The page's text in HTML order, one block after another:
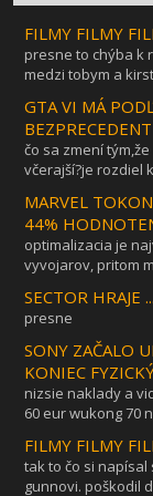
FILMY FILMY
presne to chýba k
medzi tobym a
GTA VI MÁ
čo sa zmení
včerajší?je rozdiel
MARVEL
44%
optimalizacia je
vyvojarov, pritom
SECTOR HRAJE ...
presne
SONY ZAČALO
KONIEC
nizsie naklady a
60 eur wukong 70
FILMY FILMY
tak to čo si
gunnovi. poškodil